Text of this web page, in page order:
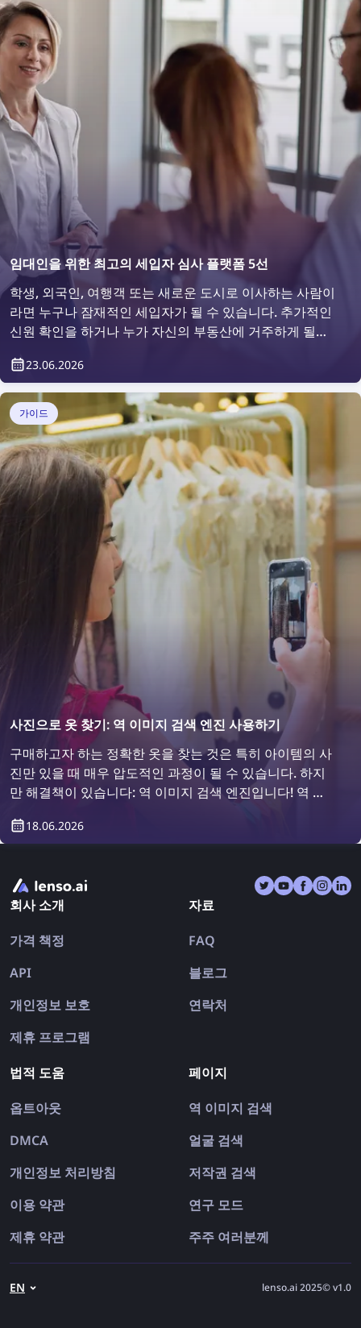
임대인을 위한 최고의 세입자 심사 플랫폼 5선
학생, 외국인, 여행객 또는 새로운 도시로 이사하는 사람이
라면 누구나 잠재적인 세입자가 될 수 있습니다. 추가적인
신원 확인을 하거나 누가 자신의 부동산에 거주하게 될지
게 할 수 있을까요? 세입자 심사 플랫폼을 이용하면 간편
하게 가능합니다.
23.06.2026
가이드
사진으로 옷 찾기: 역 이미지 검색 엔진 사용하기
구매하고자 하는 정확한 옷을 찾는 것은 특히 아이템의 사
진만 있을 때 매우 압도적인 과정이 될 수 있습니다. 하지
만 해결책이 있습니다: 역 이미지 검색 엔진입니다! 역 이
18.06.2026
회사 소개
가격 책정
API
개인정보 보호
제휴 프로그램
자료
FAQ
블로그
연락처
법적 도움
옵트아웃
DMCA
개인정보 처리방침
이용 약관
제휴 약관
페이지
역 이미지 검색
얼굴 검색
저작권 검색
연구 모드
주주 여러분께
EN lenso.ai 2025© v1.0